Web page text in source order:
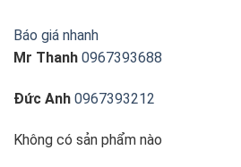
Báo giá nhanh
Mr Thanh 0967393688
Đức Anh 0967393212
Không có sản phẩm nào